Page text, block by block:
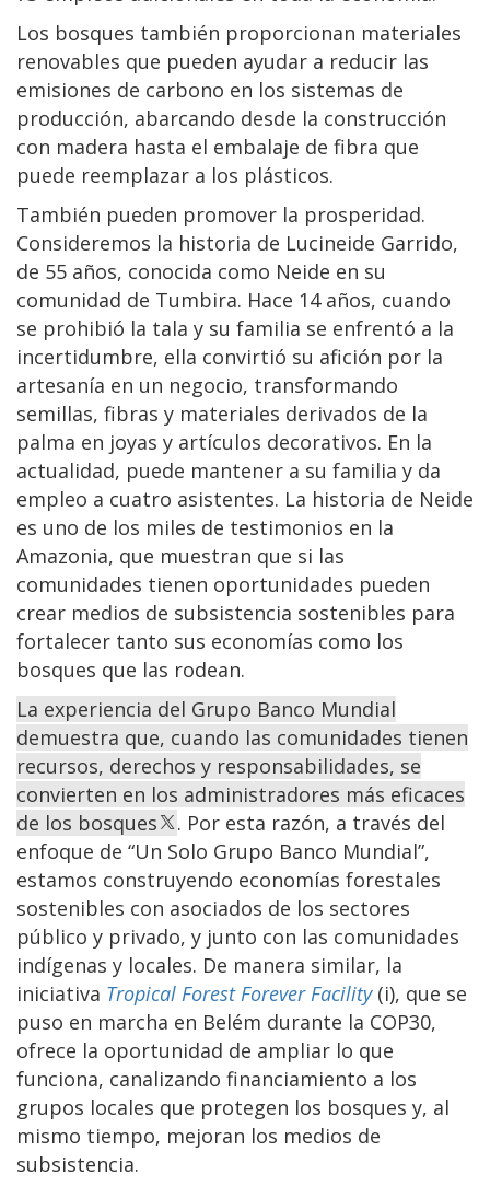
Los bosques también proporcionan materiales
renovables que pueden ayudar a reducir las
emisiones de carbono en los sistemas de
producción, abarcando desde la construcción
con madera hasta el embalaje de fibra que
puede reemplazar a los plásticos.
También pueden promover la prosperidad.
Consideremos la historia de Lucineide Garrido,
de 55 años, conocida como Neide en su
comunidad de Tumbira. Hace 14 años, cuando
se prohibió la tala y su familia se enfrentó a la
incertidumbre, ella convirtió su afición por la
artesanía en un negocio, transformando
semillas, fibras y materiales derivados de la
palma en joyas y artículos decorativos. En la
actualidad, puede mantener a su familia y da
empleo a cuatro asistentes. La historia de Neide
es uno de los miles de testimonios en la
Amazonia, que muestran que si las
comunidades tienen oportunidades pueden
crear medios de subsistencia sostenibles para
fortalecer tanto sus economías como los
bosques que las rodean.
La experiencia del Grupo Banco Mundial
demuestra que, cuando las comunidades tienen
recursos, derechos y responsabilidades, se
convierten en los administradores más eficaces
de los bosques
. Por esta razón, a través del
enfoque de “Un Solo Grupo Banco Mundial”,
estamos construyendo economías forestales
sostenibles con asociados de los sectores
público y privado, y junto con las comunidades
indígenas y locales. De manera similar, la
iniciativa Tropical Forest Forever Facility(i), que se
puso en marcha en Belém durante la COP30,
ofrece la oportunidad de ampliar lo que
funciona, canalizando financiamiento a los
grupos locales que protegen los bosques y, al
mismo tiempo, mejoran los medios de
subsistencia.